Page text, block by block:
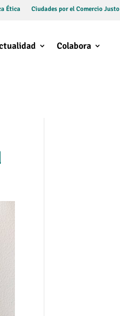
Ética Ciudades por el Comercio Justo
Colabora